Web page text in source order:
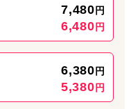
業をすることが肝心です
ください！
7,480 円
6,480 円
6,380 円
5,380 円